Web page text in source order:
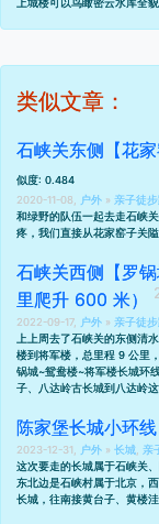
上城楼可以鸟瞰密云水库全
类似文章：
石峡关东侧【花
似度: 0.484
2020-11-08,
户外 » 亲子徒
和绿野的队伍一起去走石峡
疼，我们直接从花家窑子关
石峡关西侧【罗
里爬升 600 米）
2022-09-17,
户外 » 亲子徒
上上周去了石峡关的东侧清
楼到将军楼，总里程 9 公里
锅城~鸳鸯楼~将军楼长城环
子
八达岭古长城到八达岭
陈家堡长城小环
2023-12-31,
户外 » 长城 亲
这次要走的长城属于石峡关
东北边是石峡村属于北京，
长城，往南接黄台子、黄楼洼